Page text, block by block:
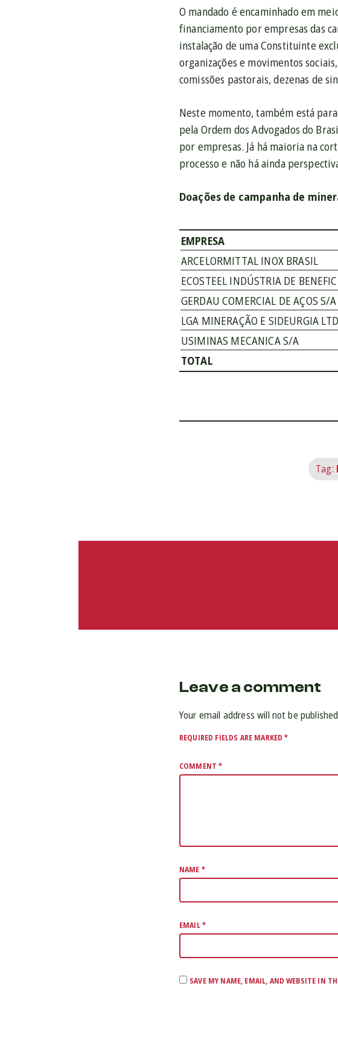
O mandado é encaminhado em
financiamento por empresas das
instalação de uma Constituinte
organizações e movimentos
comissões pastorais, dezenas de
Neste momento, também está
pela Ordem dos Advogados do
por empresas. Já há maioria na
processo e não há ainda
Doações de campanha de
EMPRESA
ARCELORMITTAL INOX BRASIL
ECOSTEEL INDÚSTRIA DE
GERDAU COMERCIAL DE AÇOS S/A
LGA MINERAÇÃO E SIDEURGIA
USIMINAS MECANICA S/A
TOTAL
Tag:
Leave a comment
Your email address will not be
REQUIRED FIELDS ARE MARKED*
COMMENT*
NAME *
EMAIL*
SAVE MY NAME, EMAIL, AND WEBSITE IN